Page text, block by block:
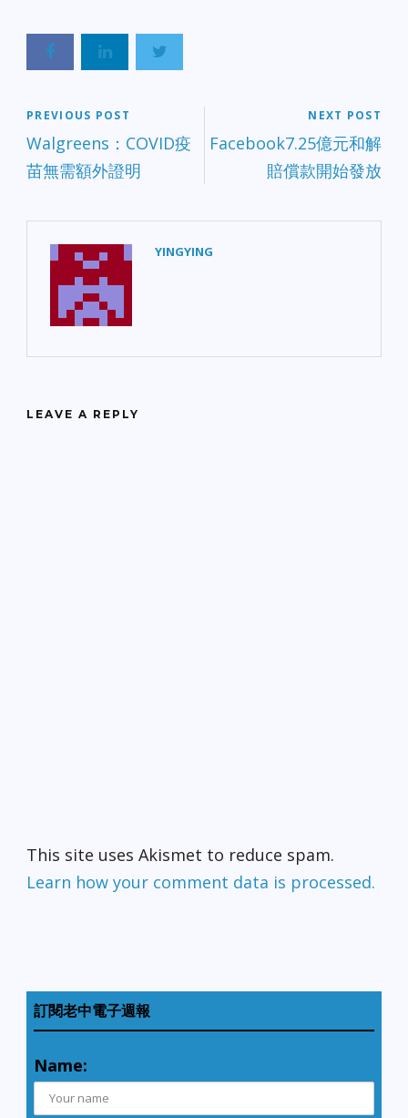
PREVIOUS POST
Walgreens：COVID疫
苗無需額外證明
NEXT POST
Facebook7.25億元和解
賠償款開始發放
YINGYING
LEAVE A REPLY
This site uses Akismet to reduce spam.
Learn how your comment data is processed.
訂閱老中電子週報
Name: